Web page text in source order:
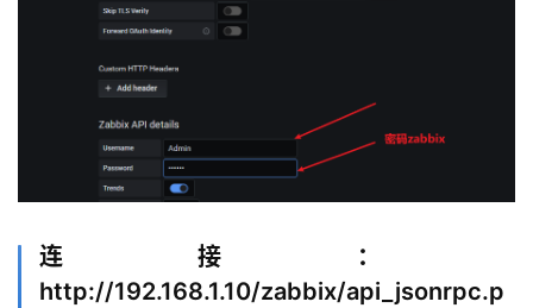
连接：
http://192.168.1.10/zabbix/api_jsonrpc.p